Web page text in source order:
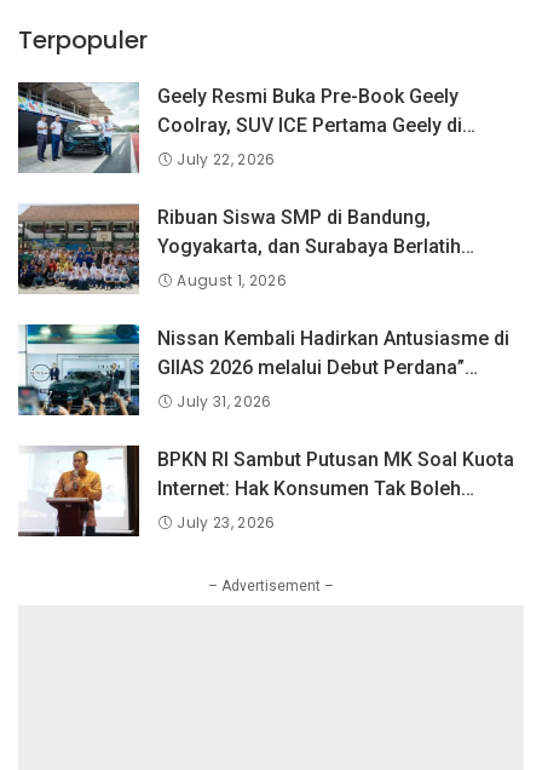
Terpopuler
Geely Resmi Buka Pre-Book Geely
Coolray, SUV ICE Pertama Geely di
Indonesia yang Dipercaya Lebih dari 1,3
July 22, 2026
Ribuan Siswa SMP di Bandung,
Yogyakarta, dan Surabaya Berlatih
Langsung Bersama Atlet Voli Nasional di
Nation 2026.
August 1, 2026
Nissan Kembali Hadirkan Antusiasme di
GIIAS 2026 melalui Debut Perdana”
Fairlady Z di Indonesia”
July 31, 2026
BPKN RI Sambut Putusan MK Soal Kuota
Internet: Hak Konsumen Tak Boleh
Hangus Sepihak
July 23, 2026
– Advertisement –